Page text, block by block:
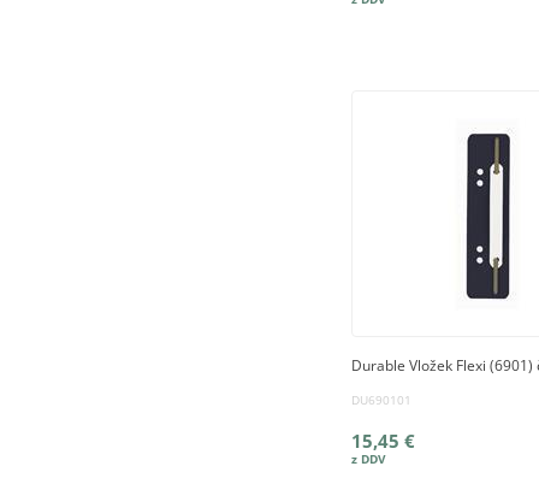
Durable Vložek Flexi (6901)
DU690101
15,45 €